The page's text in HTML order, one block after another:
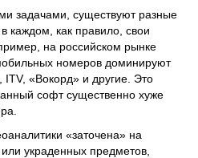
задачами, существуют разные
каждом, как правило, свои
на российском рынке
номеров доминируют
«Вокорд» и другие. Это
софт существенно хуже
«заточена» на
украденных предметов,